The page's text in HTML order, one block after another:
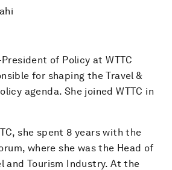
of Policy at WTTC
for shaping the Travel &
agenda. She joined WTTC in
she spent 8 years with the
where she was the Head of
and Tourism Industry. At the